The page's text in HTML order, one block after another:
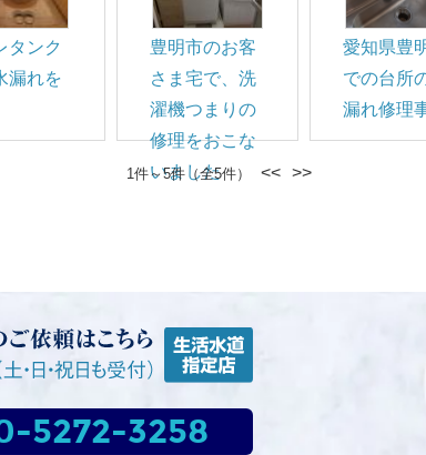
タンク
漏れを
豊明市のお客
さま宅で、洗
濯機つまりの
修理をおこな
いました
愛知県豊
での台所
漏れ修理
1件～5件（全5件） << >>
5272-3258